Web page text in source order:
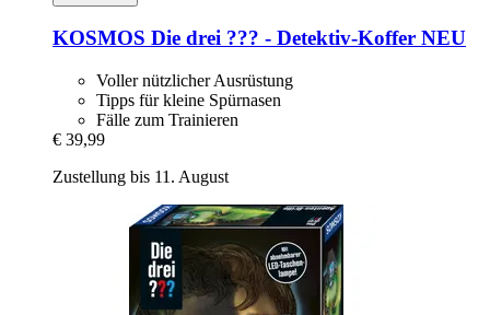
KOSMOS Die drei ??? -​ Detektiv-​Koffer NEU
Voller nützlicher Ausrüstung
Tipps für kleine Spürnasen
Fälle zum Trainieren
€ 39,99
Zustellung bis 11. August